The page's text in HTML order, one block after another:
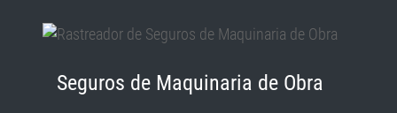
Seguros de Maquinaria de Obra